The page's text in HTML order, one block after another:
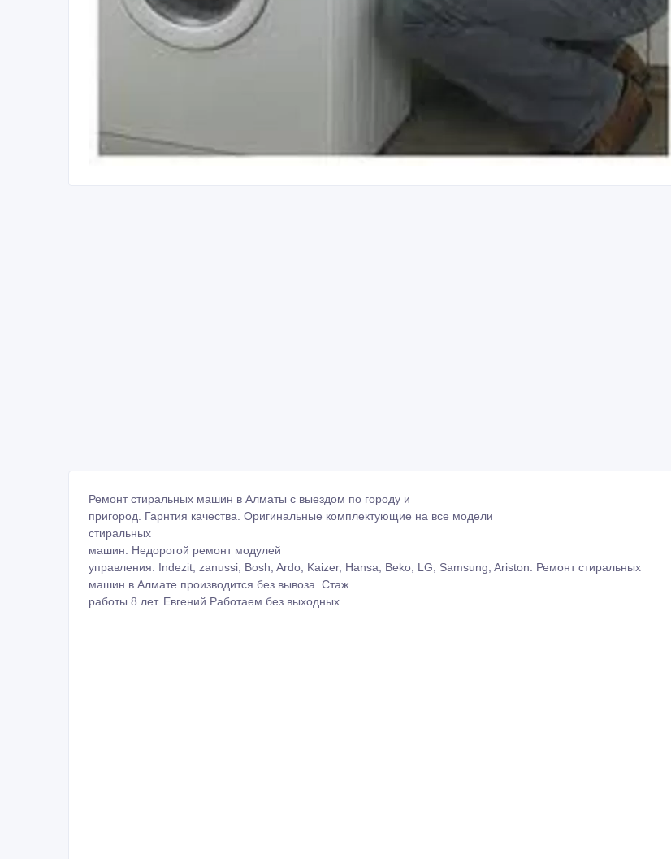
Ремонт стиральных машин в Алматы с выездом по городу и
пригород. Гарнтия качества. Оригинальные комплектующие на все модели
стиральных
машин. Недорогой ремонт модулей
управления. Indezit, zanussi, Bosh, Ardo, Kaizer, Hansa, Beko, LG, Samsung, Ariston. Ремонт стиральных
машин в Алмате производится без вывоза. Стаж
работы 8 лет. Евгений.Работаем без выходных.